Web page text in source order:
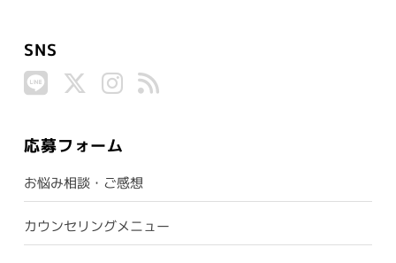
SNS
応募フォーム
お悩み相談・ご感想
カウンセリングメニュー